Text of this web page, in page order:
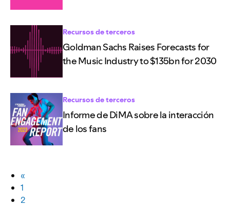
Recursos de terceros
Goldman Sachs Raises Forecasts for
the Music Industry to $135bn for 2030
Recursos de terceros
Informe de DiMA sobre la interacción
de los fans
«
1
2